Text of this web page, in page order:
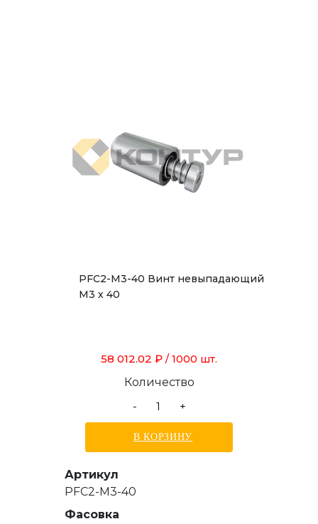
PFC2-M3-40 Винт невыпадающий
М3 х 40
58 012.02 ₽ / 1000 шт.
Количество
-
+
В КОРЗИНУ
Артикул
PFC2-M3-40
Фасовка